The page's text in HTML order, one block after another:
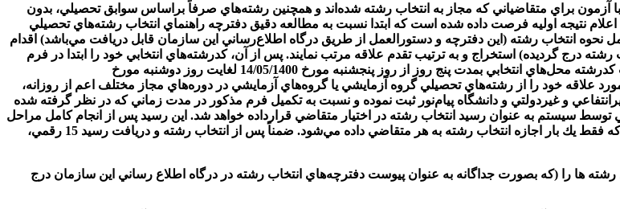
تحصيلي آزمون سراسري سال 1400 (اعم از رشته‌هاي با آزمون براي متقاضياني که مجاز به انتخاب رشته شده‌اند و همچنين رشته‌هاي صرفاً براساس سوابق تحصيلي، بدون
نتيجه اوليه فرصت داده شده است كه ابتدا نسبت به مطالعه دقيق دفترچه راهنماي انتخاب رشته‌هاي تحصيلي
نحوه انتخاب رشته (اين دفترچه و دستورالعمل از طريق درگاه اطلاع‌رساني اين سازمان قابل دريافت مي‌باشد) اقدام
درج گرديده) استخراج و به ترتيب تقدم علاقه مرتب نمايند. پس از آن، كدرشته‌هاي انتخابي خود را ابتدا در فرم
پيش‌نويس مندرج در انتهای دفترچه راهنماي انتخاب رشته درج و پس از اطمينان از صحت كدرشته محل‌هاي انتخابي بمدت پنج روز از روز پنجشنبه مورخ 14/05/1400 لغايت روز دوشنبه مورخ
مورد علاقه خود را از رشته‌هاي تحصيلي گروه آزمايشي يا گروه‌هاي آزمايشي در دوره‌هاي مجاز مختلف اعم از روزانه،
و غيردولتي و دانشگاه پيام‌نور ثبت نموده و نسبت به تكميل فرم مذكور در مدت زماني كه در نظر گرفته شده
نمايند. پس از تائيد نهايي كدرشته‌هاي انتخابي توسط متقاضي، شماره 15 رقمي توسط سيستم به عنوان رسيد انتخاب رشته در اختيار متقاضي قرارداده خواهد شد. اين رسيد پس از انجام كامل مراحل
و ارسال اطلاعات در يك صفحه مجزا ارائه مي‌شود. متقاضيان بايستي توجه داشته باشند كه فقط يك بار اجازه انتخاب رشته به هر متقاضي داده مي‌شود. ضمناً پس از انتخاب رشته و دريافت رسيد 15 رقمي،
رشته­ ها را (که بصورت جداگانه به عنوان پيوست دفترچه‌هاي انتخاب رشته در درگاه اطلاع رساني اين سازمان درج